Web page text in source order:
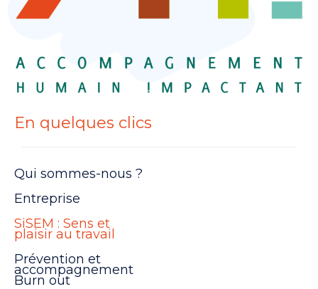
En quelques clics
Qui sommes-nous ?
Entreprise
SiSEM : Sens et
plaisir au travail
Prévention et
accompagnement
Burn out